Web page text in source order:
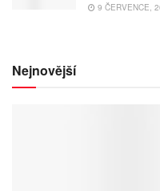
9 ČERVENCE,
Nejnovější